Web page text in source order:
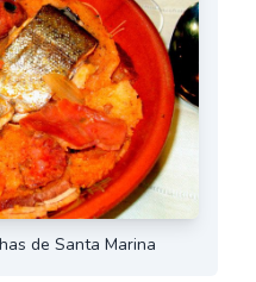
de Santa Marina